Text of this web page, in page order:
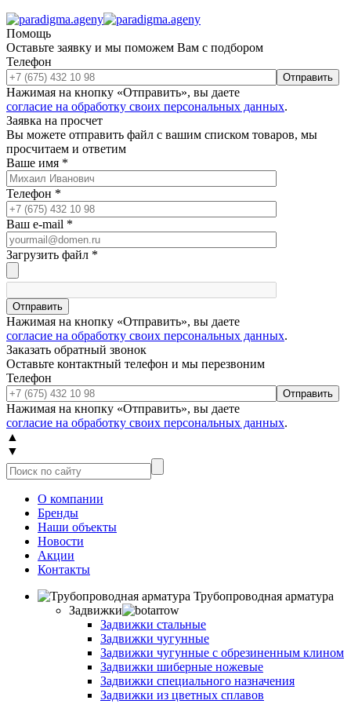
Помощь
Оставьте заявку и мы поможем Вам с подбором
Телефон
Отправить
Нажимая на кнопку «Отправить», вы даете
согласие на обработку своих персональных данных.
Заявка на просчет
Вы можете отправить файл с вашим списком товаров, мы
просчитаем и ответим
Ваше имя *
Телефон *
Ваш e-mail *
Загрузить файл *
Отправить
Нажимая на кнопку «Отправить», вы даете
согласие на обработку своих персональных данных.
Заказать обратный звонок
Оставьте контактный телефон и мы перезвоним
Телефон
Отправить
Нажимая на кнопку «Отправить», вы даете
согласие на обработку своих персональных данных.
▲
▼
О компании
Бренды
Наши объекты
Новости
Акции
Контакты
Трубопроводная арматура
Задвижки
Задвижки стальные
Задвижки чугунные
Задвижки чугунные с обрезиненным клином
Задвижки шиберные ножевые
Задвижки специального назначения
Задвижки из цветных сплавов